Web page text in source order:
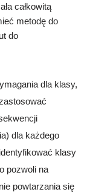
całkowitą
metodę do
do
dla klasy,
dla każdego
klasy
pozwoli na
powtarzania się